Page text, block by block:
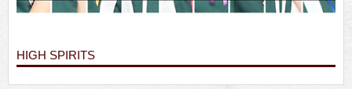
HIGH SPIRITS